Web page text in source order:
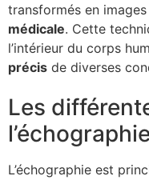
transformés en images
médicale. Cette
l’intérieur du corps
précis de diverses
Les
L’échographie est